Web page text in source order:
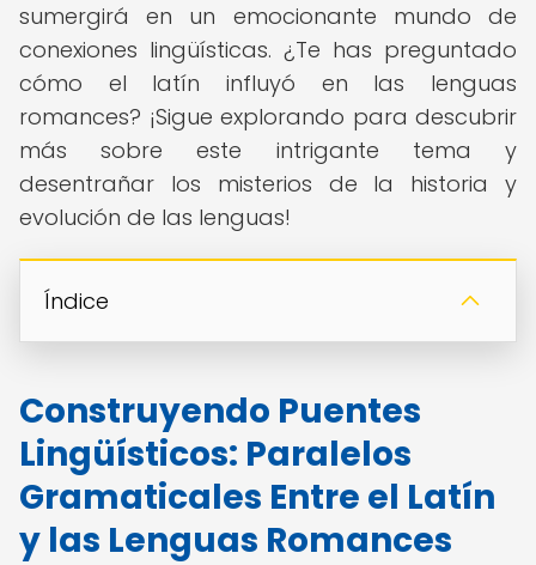
sumergirá en un emocionante mundo de
conexiones lingüísticas. ¿Te has preguntado
cómo el latín influyó en las lenguas
romances? ¡Sigue explorando para descubrir
más sobre este intrigante tema y
desentrañar los misterios de la historia y
evolución de las lenguas!
Índice
Construyendo Puentes
Lingüísticos: Paralelos
Gramaticales Entre el Latín
y las Lenguas Romances